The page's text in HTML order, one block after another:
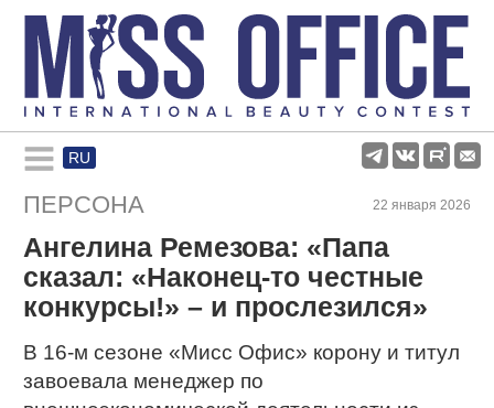
RU
Rules and regulations
About pageant
Participants
Gallery
ПЕРСОНА 22 января 2026
Ангелина Ремезова: «Папа
сказал: «Наконец-то честные
конкурсы!» – и прослезился»
В 16-м сезоне «Мисс Офис» корону и титул
завоевала менеджер по